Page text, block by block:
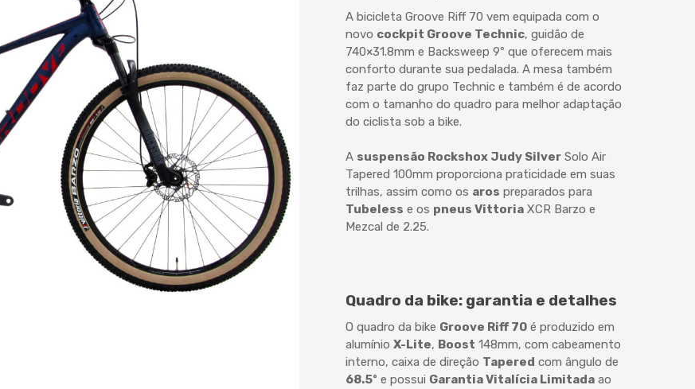
A bicicleta Groove Riff 70 vem equipada com o
novo cockpit Groove Technic, guidão de
740×31.8mm e Backsweep 9º que oferecem mais
conforto durante sua pedalada. A mesa também
faz parte do grupo Technic e também é de acordo
com o tamanho do quadro para melhor adaptação
do ciclista sob a bike.
A suspensão Rockshox Judy SilverSolo Air
Tapered 100mm proporciona praticidade em suas
trilhas, assim como os aros preparados para
Tubeless e os pneus VittoriaXCR Barzo e
Mezcal de 2.25.
Quadro da bike: garantia e detalhes
O quadro da bike Groove Riff 70é produzido em
alumínio X-Lite, Boost 148mm, com cabeamento
interno, caixa de direção Tapered com ângulo de
68.5º e possui Garantia Vitalícia Limitadaao